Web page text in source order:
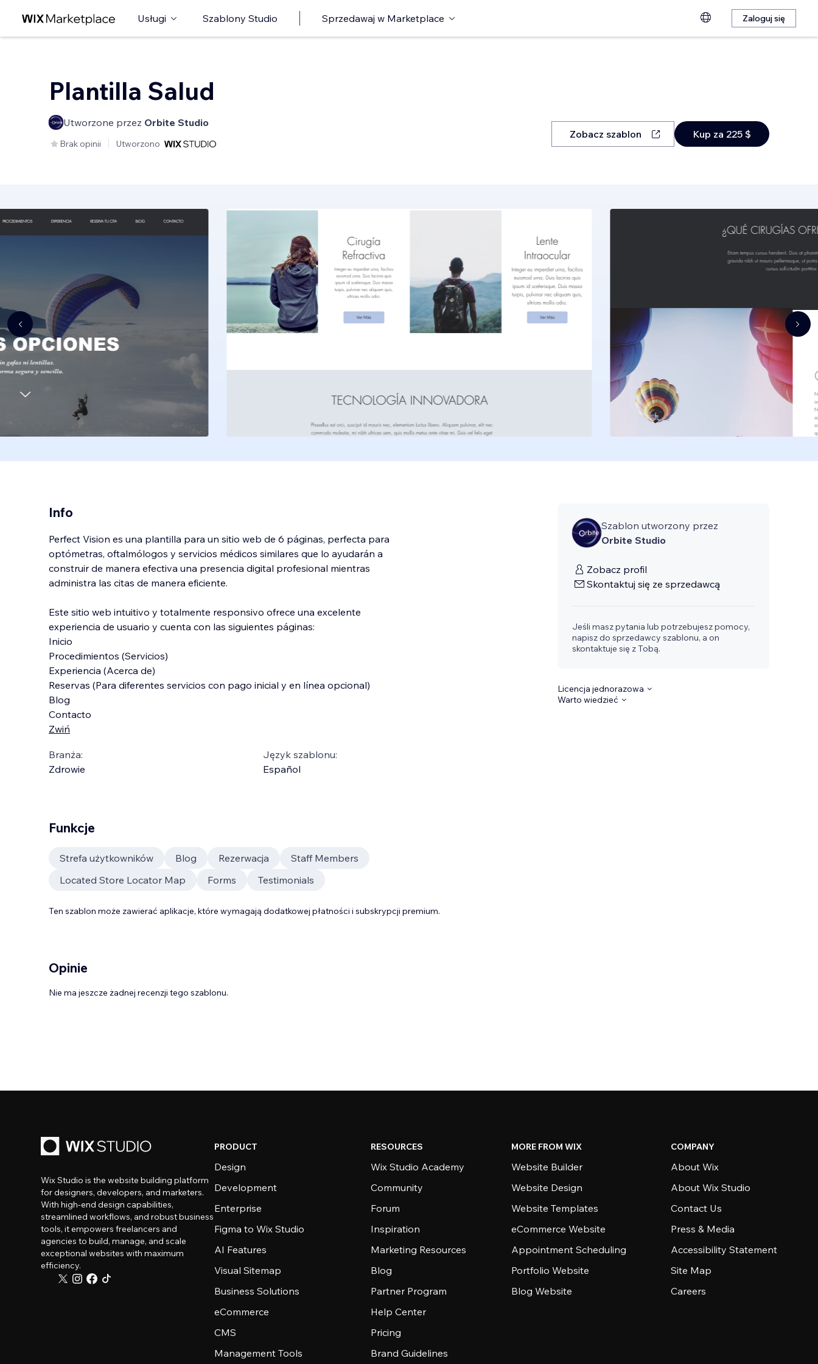
Usługi Szablony Studio Sprzedawaj w Marketplace Zaloguj się
Plantilla Salud
Utworzone przez Orbite Studio
Brak opinii Utworzono
Zobacz szablon Kup za 225 $
Info
Perfect Vision es una plantilla para un sitio web de 6 páginas, perfecta para
optómetras, oftalmólogos y servicios médicos similares que lo ayudarán a
construir de manera efectiva una presencia digital profesional mientras
administra las citas de manera eficiente.
Este sitio web intuitivo y totalmente responsivo ofrece una excelente
experiencia de usuario y cuenta con las siguientes páginas:
Inicio
Procedimientos (Servicios)
Experiencia (Acerca de)
Reservas (Para diferentes servicios con pago inicial y en línea opcional)
Blog
Contacto
Zwiń
Branża:
Zdrowie
Język szablonu:
Español
Szablon utworzony przez
Orbite Studio
Zobacz profil
Skontaktuj się ze sprzedawcą
Jeśli masz pytania lub potrzebujesz pomocy,
napisz do sprzedawcy szablonu, a on
skontaktuje się z Tobą.
Licencja jednorazowa
Warto wiedzieć
Funkcje
Strefa użytkowników Blog Rezerwacja
Staff Members
Located Store Locator Map
Forms Testimonials
Ten szablon może zawierać aplikacje, które wymagają dodatkowej płatności i subskrypcji premium.
Opinie
Nie ma jeszcze żadnej recenzji tego szablonu.
Wix Studio is the website building platform
for designers, developers, and marketers.
With high-end design capabilities,
streamlined workflows, and robust business
tools, it empowers freelancers and
agencies to build, manage, and scale
exceptional websites with maximum
efficiency.
PRODUCT
Design
Development
Enterprise
Figma to Wix Studio
AI Features
Visual Sitemap
Business Solutions
eCommerce
CMS
Management Tools
RESOURCES
Wix Studio Academy
Community
Forum
Inspiration
Marketing Resources
Blog
Partner Program
Help Center
Pricing
Brand Guidelines
MORE FROM WIX
Website Builder
Website Design
Website Templates
eCommerce Website
Appointment Scheduling
Portfolio Website
Blog Website
COMPANY
About Wix
About Wix Studio
Contact Us
Press & Media
Accessibility Statement
Site Map
Careers